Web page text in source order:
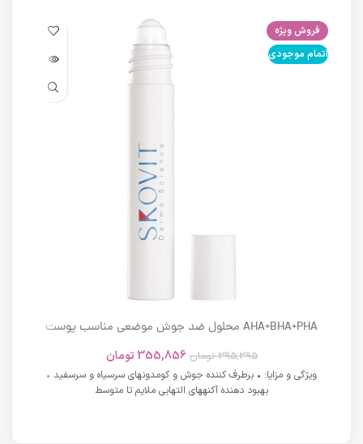
فروش ویژه
اتمام موجودی
AHA+BHA+PHA محلول ضد جوش موضعی مناسب پوست
395,395 تومان 355,856 تومان
ویژگی و مزایا: • برطرف کننده جوش و کومدونهای سرسیاه و سرسفید •
بهبود دهنده آکنههای التهابی ملایم تا متوسط